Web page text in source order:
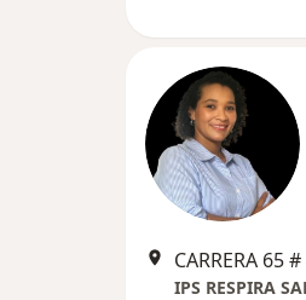
CARRERA 65
IPS RESPIRA